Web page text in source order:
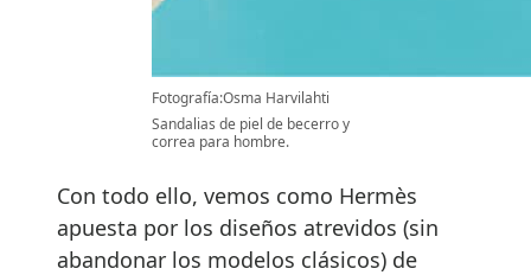
Fotografía:Osma Harvilahti
Sandalias de piel de becerro y
correa para hombre.
Con todo ello, vemos como Hermès
apuesta por los diseños atrevidos (sin
abandonar los modelos clásicos) de